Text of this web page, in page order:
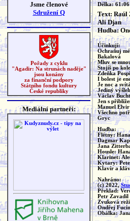
Jsme členové
Sdružení Q
Pořady z cyklu
"Agadir: Na strunách naděje"
jsou konány
za finanční podpory
Státního fondu kultury
České republiky
Mediální partneři:
Délka: 61:06
Text: Raúl
Ali Djan
Hudba:
Účinkují:
Ochraňuj
Bakalová
Mluv se
Stojíš po
Zdeňka
I bolest je
Je noc a
Jediný
Václav
Jen s
Manuel Elvir
Všechno
Gryc
Hudba:
Flétny:
Dagmar
Jana
Housle:
Klarinet:
Kytary:
Klavír a
Nahráno:
(c) 2022,
Překlad:
Petr Zavadil
Zvuková
Ondřej
Obálka: